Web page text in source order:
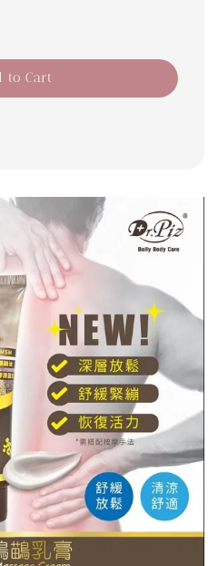
to Cart